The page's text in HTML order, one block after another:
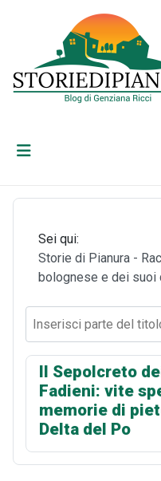
Sei qui:
Storie di Pianura -
bolognese e dei suoi
Il Sepolcreto
Fadieni: vite
memorie di
Delta del Po